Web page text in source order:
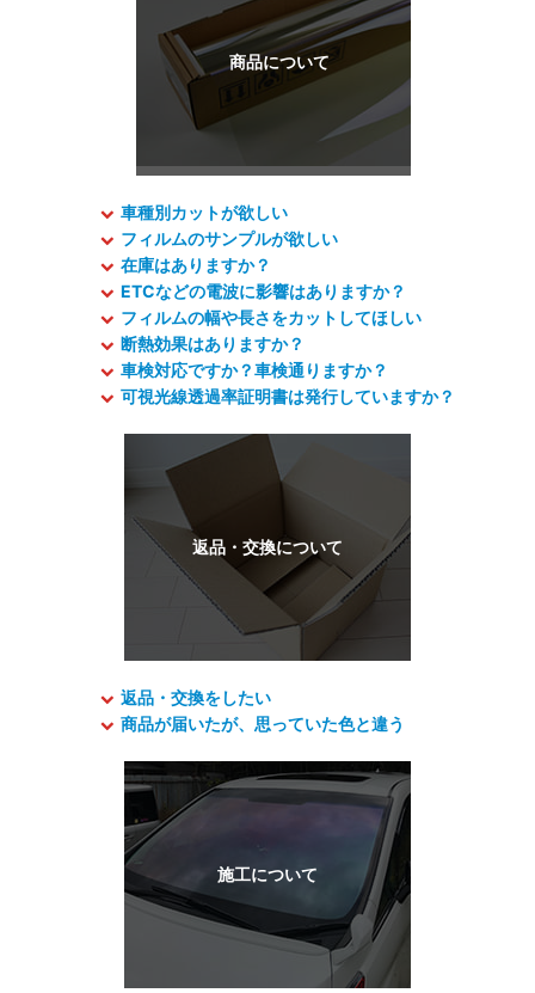
車種別カットが欲しい
フィルムのサンプルが欲しい
在庫はありますか？
ETCなどの電波に影響はありますか？
フィルムの幅や長さをカットしてほしい
断熱効果はありますか？
車検対応ですか？車検通りますか？
可視光線透過率証明書は発行していますか？
返品・交換をしたい
商品が届いたが、思っていた色と違う